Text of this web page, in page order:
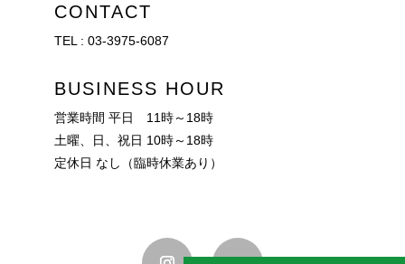
CONTACT
TEL : 03-3975-6087
BUSINESS HOUR
営業時間 平日 11時～18時
土曜、日、祝日 10時～18時
定休日 なし（臨時休業あり）